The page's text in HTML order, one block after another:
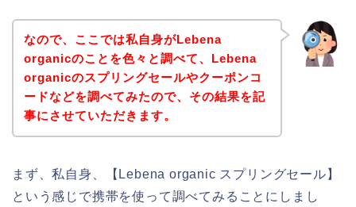
なので、ここでは私自身がLebena
organicのことを色々と調べて、Lebena
organicのスプリングセールやクーポンコ
ードなどを調べてみたので、その結果を記
事にさせていただきます。
まず、私自身、【Lebena organic スプリングセール】
という感じで携帯を使って調べてみることにしまし